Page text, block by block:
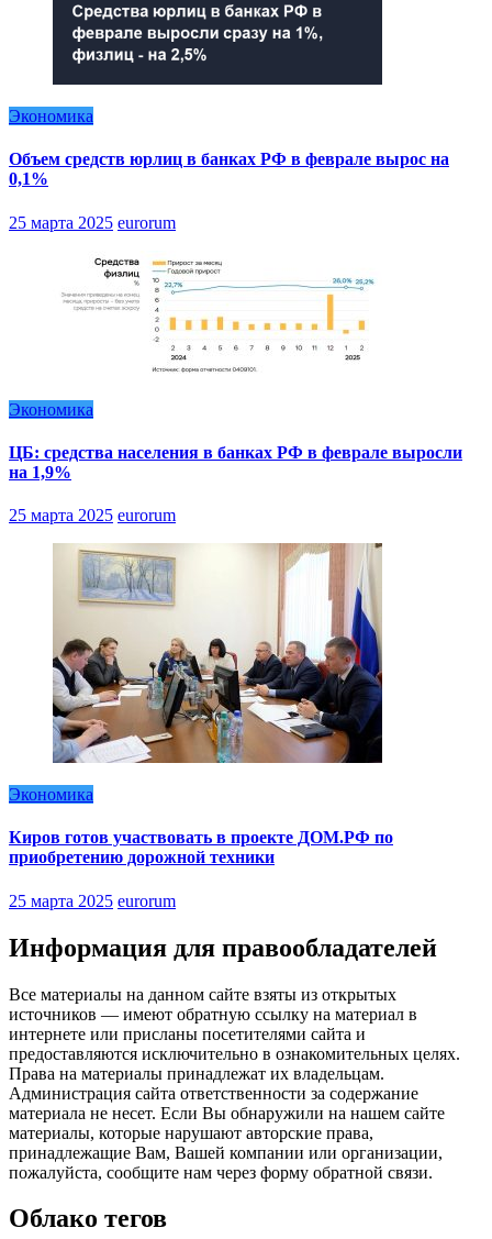
Экономика
Объем средств юрлиц в банках РФ в феврале вырос на
0,1%
25 марта 2025 eurorum
Экономика
ЦБ: средства населения в банках РФ в феврале выросли
на 1,9%
25 марта 2025 eurorum
Экономика
Киров готов участвовать в проекте ДОМ.РФ по
приобретению дорожной техники
25 марта 2025 eurorum
Информация для правообладателей
Все материалы на данном сайте взяты из открытых
источников — имеют обратную ссылку на материал в
интернете или присланы посетителями сайта и
предоставляются исключительно в ознакомительных целях.
Права на материалы принадлежат их владельцам.
Администрация сайта ответственности за содержание
материала не несет. Если Вы обнаружили на нашем сайте
материалы, которые нарушают авторские права,
принадлежащие Вам, Вашей компании или организации,
пожалуйста, сообщите нам через форму обратной связи.
Облако тегов